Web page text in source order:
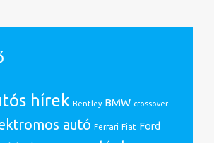
hírek Bentley BMW crossover
autó Ferrari Fiat Ford